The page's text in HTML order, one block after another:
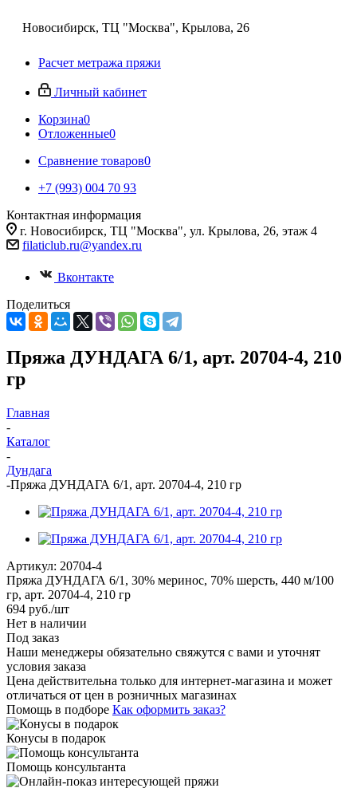
Новосибирск, ТЦ "Москва", Крылова, 26
Расчет метража пряжи
Личный кабинет
Корзина0
Отложенные0
Сравнение товаров0
+7 (993) 004 70 93
Контактная информация
г. Новосибирск, ТЦ "Москва", ул. Крылова, 26, этаж 4
filaticlub.ru@yandex.ru
Вконтакте
Поделиться
Пряжа ДУНДАГА 6/1, арт. 20704-4, 210
гр
Главная
-
Каталог
-
Дундага
-Пряжа ДУНДАГА 6/1, арт. 20704-4, 210 гр
Артикул: 20704-4
Пряжа ДУНДАГА 6/1, 30% меринос, 70% шерсть, 440 м/100
гр, арт. 20704-4, 210 гр
694 руб./шт
Нет в наличии
Под заказ
Наши менеджеры обязательно свяжутся с вами и уточнят
условия заказа
Цена действительна только для интернет-магазина и может
отличаться от цен в розничных магазинах
Помощь в подборе Как оформить заказ?
Конусы в подарок
Помощь консультанта